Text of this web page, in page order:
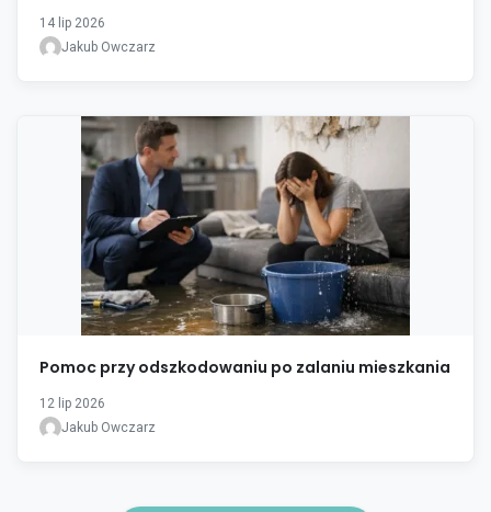
14 lip 2026
Jakub Owczarz
Pomoc przy odszkodowaniu po zalaniu mieszkania
12 lip 2026
Jakub Owczarz